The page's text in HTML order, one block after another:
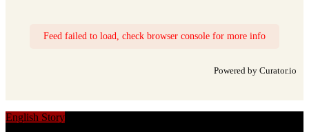
Feed failed to load, check browser console for more info
Powered by Curator.io
English Story